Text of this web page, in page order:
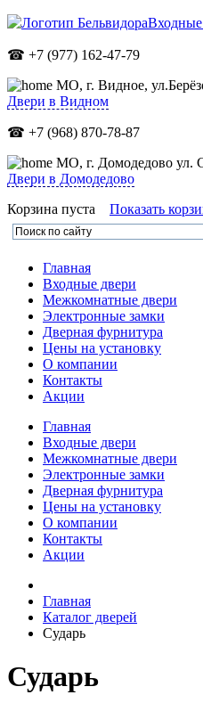
☎ +7 (977) 162-47-79
МО, г. Видное,
Двери в Видном
☎ +7 (968) 870-78-87
МО, г. Домодедово ул.
Двери в Домодедово
Корзина пуста
Показать
Главная
Входные двери
Межкомнатные двери
Электронные замки
Дверная фурнитура
Цены на установку
О компании
Контакты
Акции
Главная
Входные двери
Межкомнатные двери
Электронные замки
Дверная фурнитура
Цены на установку
О компании
Контакты
Акции
Главная
Каталог дверей
Сударь
Сударь